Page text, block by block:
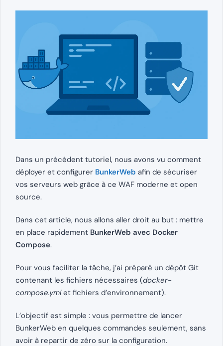
Dans un précédent tutoriel, nous avons vu comment
déployer et configurer BunkerWeb afin de sécuriser
vos serveurs web grâce à ce WAF moderne et open
source.
Dans cet article, nous allons aller droit au but : mettre
en place rapidement BunkerWeb avec Docker
Compose.
Pour vous faciliter la tâche, j’ai préparé un dépôt Git
contenant les fichiers nécessaires (docker-
compose.ymlet fichiers d’environnement).
L’objectif est simple : vous permettre de lancer
BunkerWeb en quelques commandes seulement, sans
avoir à repartir de zéro sur la configuration.